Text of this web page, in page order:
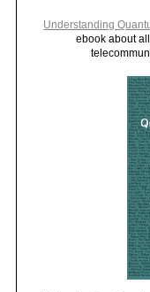
Understanding
ebook about